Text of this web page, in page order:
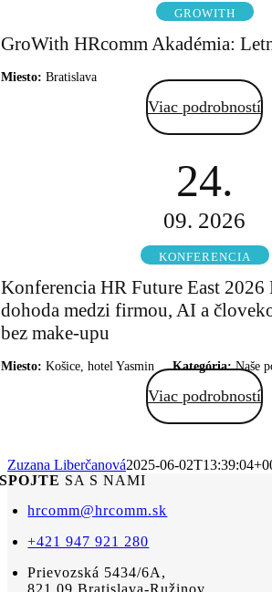
GROWITH
GroWith HRcomm Akadémia:
Miesto: Bratislava
Viac podrobností
24.
09. 2026
KONFERENCIA
Konferencia HR Future East 2026
dohoda medzi firmou, AI a
bez make-upu
Miesto: Košice, hotel Yasmin Kategória:Naše
Viac podrobností
Zuzana Liberčanová2025-06-
SPOJTE SA S NAMI
hrcomm@hrcomm.sk
+421 947 921 280
Prievozská 5434/6A,
821 09 Bratislava-Ružinov